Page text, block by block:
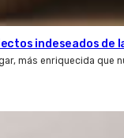
indeseados de
más enriquecida que